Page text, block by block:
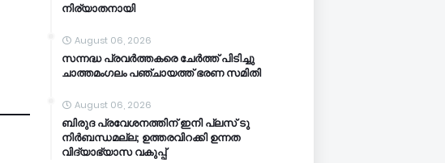
നിര്യാതനായി
August 06, 2026
സന്നദ്ധ പ്രവർത്തകരെ ചേർത്ത് പിടിച്ചു
ചാത്തമംഗലം പഞ്ചായത്ത്‌ ഭരണ സമിതി
August 06, 2026
ബിരുദ പ്രവേശനത്തിന് ഇനി പ്ലസ് ടു
നിർബന്ധമല്ല; ഉത്തരവിറക്കി ഉന്നത
വിദ്യാഭ്യാസ വകുപ്പ്